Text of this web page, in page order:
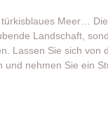
Meer…
Landschaft,
Lassen Sie sich von
und nehmen Sie ein